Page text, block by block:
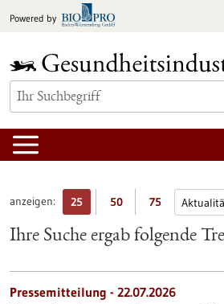
Inhalt
Powered by
anzeigen: 25 50 75
Ihre Suche ergab folgende
Pressemitteilung - 22.07.2026